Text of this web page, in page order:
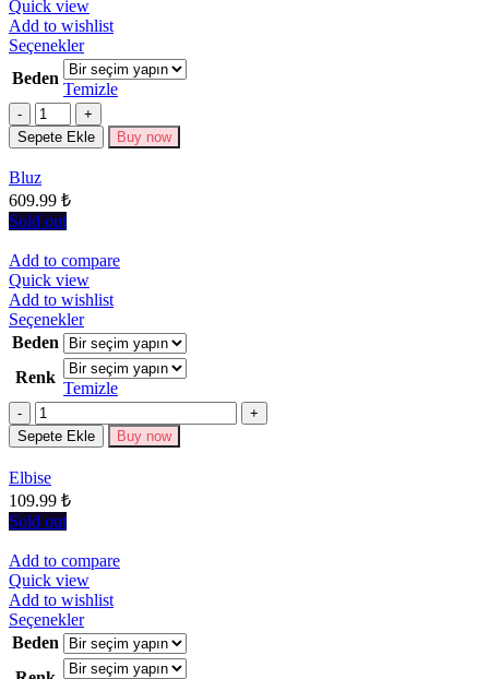
Quick view
Add to wishlist
SeçeneklerBu
ürünün
birden
fazla
varyasyonu
var.
Beden
Temizle
Miktar
Sepete Ekle Buy now
Bluz
609.99 ₺
Sold out
Add to compare
Quick view
Add to wishlist
SeçeneklerBu
ürünün
birden
fazla
varyasyonu
Seçenekler
Beden
Renk
Temizle
Miktar
Sepete Ekle Buy now
Elbise
109.99 ₺
Sold out
Add to compare
Quick view
Add to wishlist
SeçeneklerBu
ürünün
birden
Beden